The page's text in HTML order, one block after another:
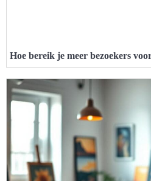
Hoe bereik je meer bezoekers